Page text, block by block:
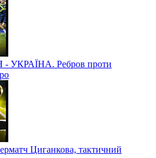
Ребров проти
Циганкова, тактичний